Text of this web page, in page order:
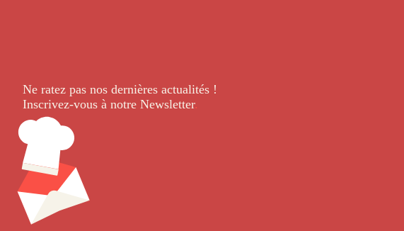
Ne ratez pas nos dernièresactualités !
Inscrivez-vous à notre Newsletter.